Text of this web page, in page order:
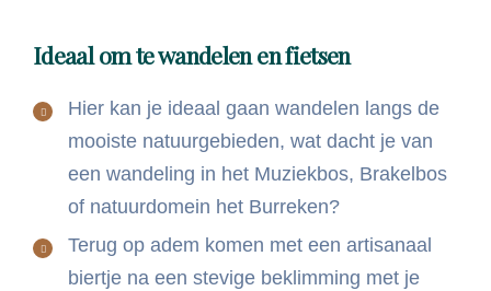
Ideaal om te wandelen en fietsen
Hier kan je ideaal gaan wandelen langs de
mooiste natuurgebieden, wat dacht je van
een wandeling in het Muziekbos, Brakelbos
of natuurdomein het Burreken?
Terug op adem komen met een artisanaal
biertje na een stevige beklimming met je